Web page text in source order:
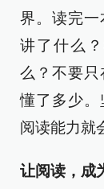
界。读完一
讲了什么
么？不要只
懂了多少。
阅读能力就
让阅读，成